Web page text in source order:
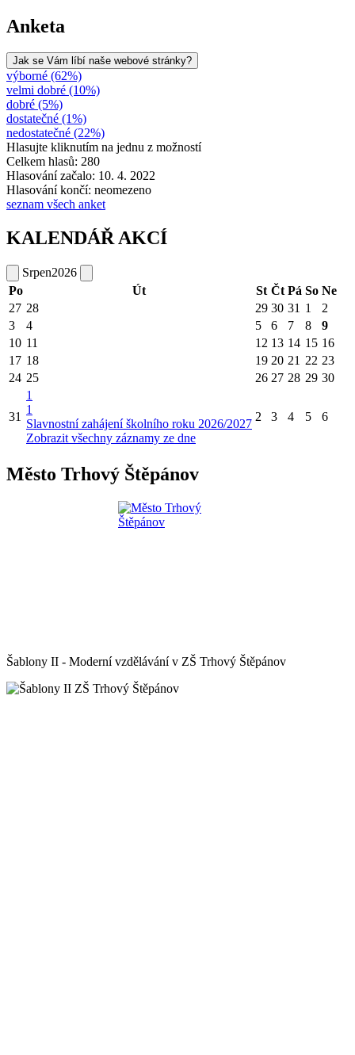
Anketa
Jak se Vám líbí naše webové stránky?
výborné (62%)
velmi dobré (10%)
dobré (5%)
dostatečné (1%)
nedostatečné (22%)
Hlasujte kliknutím na jednu z možností
Celkem hlasů: 280
Hlasování začalo: 10. 4. 2022
Hlasování končí: neomezeno
seznam všech anket
KALENDÁŘ AKCÍ
Srpen2026
Po
Út St Čt Pá So Ne
27 28 29 30 31 1
2
3
4 5 6 7 8
9
10 11 12 13 14 15 16
17 18 19 20 21 22 23
24 25 26 27 28 29 30
31
1
1
Slavnostní zahájení školního roku 2026/2027
Zobrazit všechny záznamy ze dne
2 3 4 5 6
Město Trhový Štěpánov
Šablony II - Moderní vzdělávání v ZŠ Trhový Štěpánov